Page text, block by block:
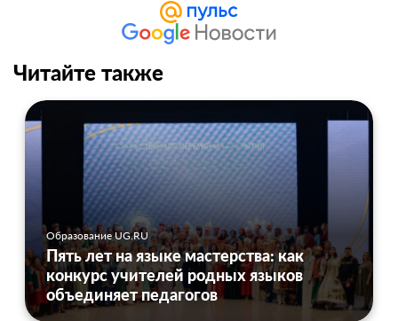
Читайте также
Образование UG.RU
Пять лет на языке мастерства: как
конкурс учителей родных языков
объединяет педагогов